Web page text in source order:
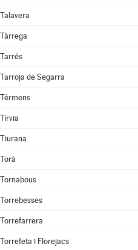
Talavera
Tàrrega
Tarrés
Tarroja de Segarra
Térmens
Tírvia
Tiurana
Torà
Tornabous
Torrebesses
Torrefarrera
Torrefeta i Florejacs